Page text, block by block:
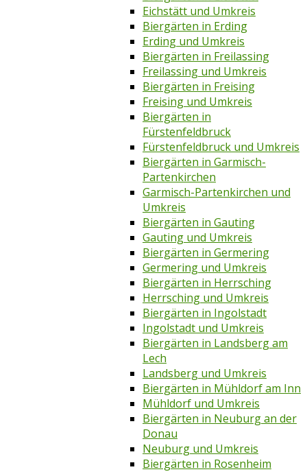
Eichstätt und Umkreis
Biergärten in Erding
Erding und Umkreis
Biergärten in Freilassing
Freilassing und Umkreis
Biergärten in Freising
Freising und Umkreis
Biergärten in
Fürstenfeldbruck
Fürstenfeldbruck und Umkreis
Biergärten in Garmisch-
Partenkirchen
Garmisch-Partenkirchen und
Umkreis
Biergärten in Gauting
Gauting und Umkreis
Biergärten in Germering
Germering und Umkreis
Biergärten in Herrsching
Herrsching und Umkreis
Biergärten in Ingolstadt
Ingolstadt und Umkreis
Biergärten in Landsberg am
Lech
Landsberg und Umkreis
Biergärten in Mühldorf am Inn
Mühldorf und Umkreis
Biergärten in Neuburg an der
Donau
Neuburg und Umkreis
Biergärten in Rosenheim